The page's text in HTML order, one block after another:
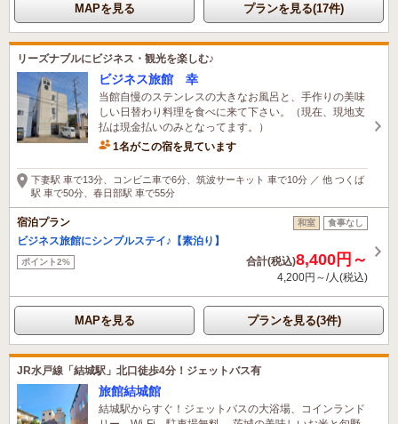
MAPを見る プランを見る(17件)
リーズナブルにビジネス・観光を楽しむ♪
ビジネス旅館 幸
当館自慢のステンレスの大きなお風呂と、手作りの美味
しい日替わり料理を食べに来て下さい。（現在、現地支
払は現金払いのみとなってます。）
1名がこの宿を見ています
下妻駅 車で13分、コンビニ車で6分、筑波サーキット 車で10分 ／ 他 つくば
駅 車で50分、春日部駅 車で55分
宿泊プラン 和室 食事なし
ビジネス旅館にシンプルステイ♪【素泊り】
ポイント2% 合計(税込)8,400円～
4,200円～/人(税込)
MAPを見る プランを見る(3件)
JR水戸線「結城駅」北口徒歩4分！ジェットバス有
旅館結城館
結城駅からすぐ！ジェットバスの大浴場、コインランド